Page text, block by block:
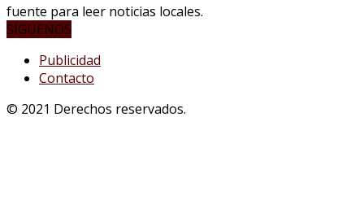
fuente para leer noticias locales.
SÍGUENOS
Publicidad
Contacto
© 2021 Derechos reservados.